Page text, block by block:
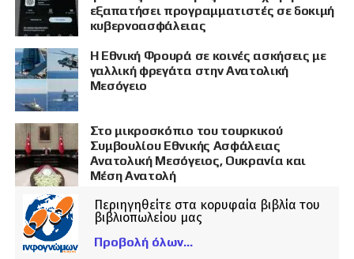
εξαπατήσει προγραμματιστές σε δοκιμή
κυβερνοασφάλειας
Η Εθνική Φρουρά σε κοινές ασκήσεις με
γαλλική φρεγάτα στην Ανατολική
Μεσόγειο
Στο μικροσκόπιο του τουρκικού
Συμβουλίου Εθνικής Ασφάλειας
Ανατολική Μεσόγειος, Ουκρανία και
Μέση Ανατολή
Περιηγηθείτε στα κορυφαία βιβλία του
βιβλιοπωλείου μας
Προβολή όλων